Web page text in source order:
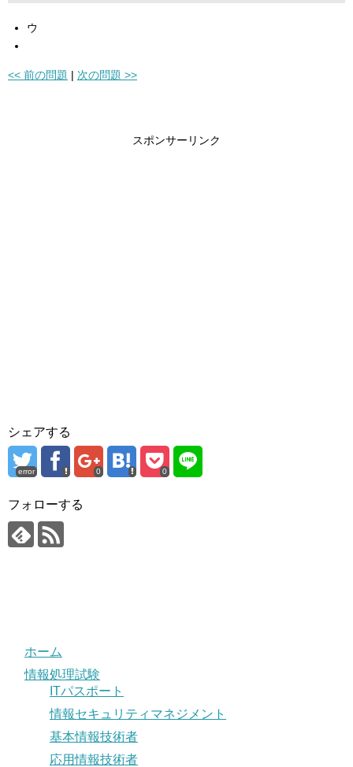
ウ
<< 前の問題 | 次の問題 >>
スポンサーリンク
シェアする
error 0 0
フォローする
ホーム
情報処理試験
ITパスポート
情報セキュリティマネジメント
基本情報技術者
応用情報技術者